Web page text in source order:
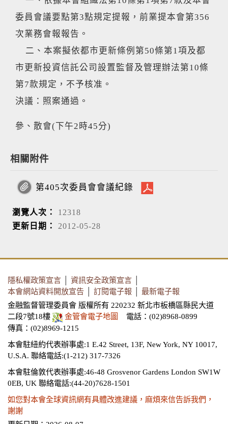
委員會議要點第3點規定提報，前業提本會第356
次業務會報報告。
二、本案擬依都市更新條例第50條第1項及都
市更新投資信託公司設置監督及管理辦法第10條
第7款規定，不予核准。
決議：照案通過。
參、散會(下午2時45分)
相關附件
第405次委員會會議紀錄
瀏覽人次： 12318
更新日期： 2012-05-28
隱私權政策宣言 資訊安全政策宣言
本會網站資料開放宣告
訂閱電子報
最新電子報
金融監督管理委員會 版權所有 220232 新北市板橋區縣民大道
二段7號18樓
金管會電子地圖
電話：(02)8968-0899
傳真：(02)8969-1215
本會駐紐約代表辦事處:1 E.42 Street, 13F, New York, NY 10017,
U.S.A. 聯絡電話:(1-212) 317-7326
本會駐倫敦代表辦事處:46-48 Grosvenor Gardens London SW1W
0EB, UK 聯絡電話:(44-20)7628-1501
如您對本會全球資訊網有具體改進建議，麻煩來信告訴我們，
謝謝